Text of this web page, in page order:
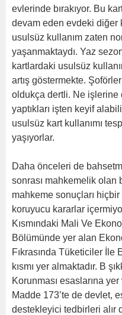
evlerinde bırakıyor. Bu
devam eden evdeki diğer
usulsüz kullanım zaten
yaşanmaktaydı. Yaz
kartlardaki usulsüz
artış göstermekte.
oldukça dertli. Ne
yaptıkları işten keyif
usulsüz kart kullanımı
yaşıyorlar.
Daha önceleri de
sonrası mahkemelik olan
mahkeme sonuçları hiçbir
koruyucu kararlar
Kısmındaki Mali Ve
Bölümünde yer alan
Fıkrasında Tüketiciler İle
kısmı yer almaktadır. B
Korunması esaslarına
Madde 173’te de devlet,
destekleyici tedbirleri alır